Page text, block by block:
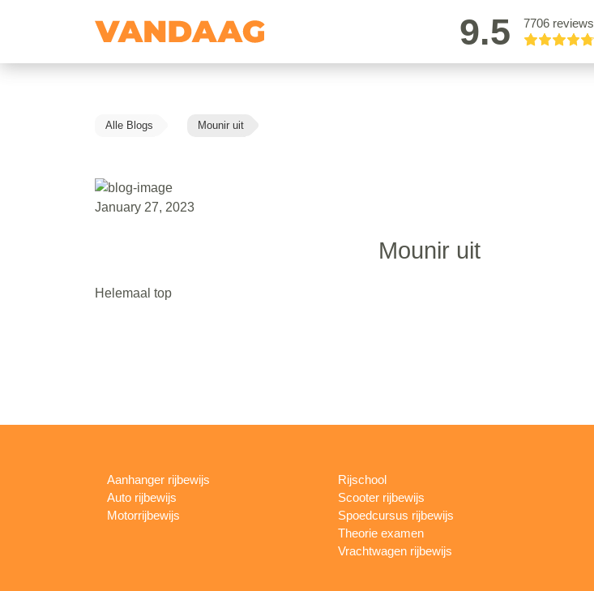
9.5 7706 reviews
Alle Blogs Mounir uit
January 27, 2023
Mounir uit
Helemaal top
Aanhanger rijbewijs
Auto rijbewijs
Motorrijbewijs
Rijschool
Scooter rijbewijs
Spoedcursus rijbewijs
Theorie examen
Vrachtwagen rijbewijs